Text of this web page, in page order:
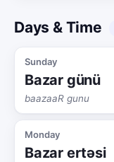
Days & Time
Sunday
Bazar günü
baazaaR gunu
Monday
Bazar ertəsi